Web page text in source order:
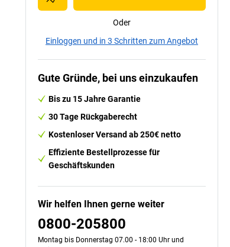
Oder
Einloggen und in 3 Schritten zum Angebot
Gute Gründe, bei uns einzukaufen
Bis zu 15 Jahre Garantie
30 Tage Rückgaberecht
Kostenloser Versand ab 250€ netto
Effiziente Bestellprozesse für
Geschäftskunden
Wir helfen Ihnen gerne weiter
0800-205800
Montag bis Donnerstag 07.00 - 18:00 Uhr und